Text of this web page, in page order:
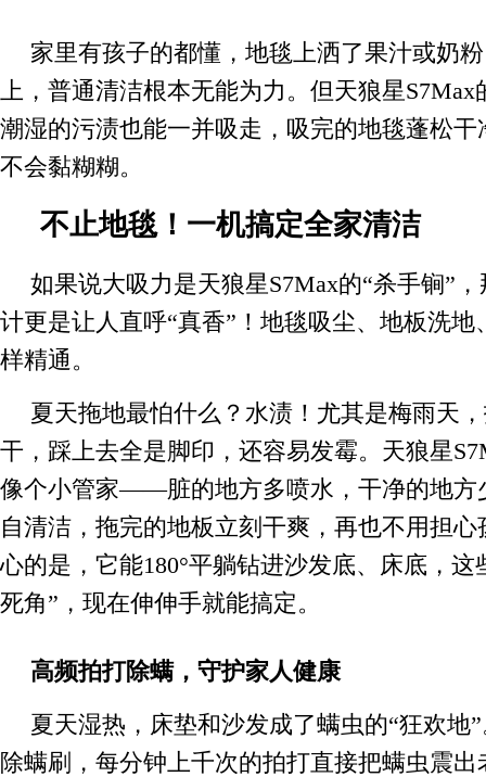
家里有孩子的都懂，地毯上洒了果汁或奶
上，普通清洁根本无能为力。但天狼星
潮湿的污渍也能一并吸走，吸完的地毯蓬松
不会黏糊糊。
不止地毯！一机搞定全家清洁
如果说大吸力是天狼星S7Max的“杀手锏”
计更是让人直呼“真香”！地毯吸尘、地板洗
样精通。
夏天拖地最怕什么？水渍！尤其是梅雨天
干，踩上去全是脚印，还容易发霉。天狼星
像个小管家——脏的地方多喷水，干净的地方
自清洁，拖完的地板立刻干爽，再也不用担
心的是，它能180°平躺钻进沙发底、床底，这
死角”，现在伸伸手就能搞定。
高频拍打除螨，守护家人健康
夏天湿热，床垫和沙发成了螨虫的“狂欢地
除螨刷，每分钟上千次的拍打直接把螨虫震